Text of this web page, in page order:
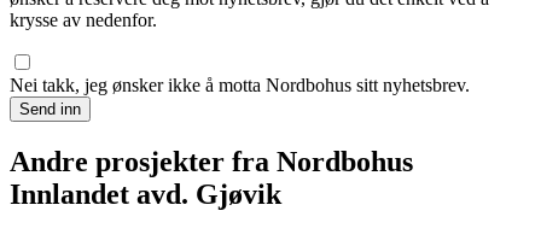
krysse av nedenfor.
Nei takk, jeg ønsker ikke å motta Nordbohus sitt nyhetsbrev.
Send inn
Andre prosjekter fra Nordbohus
Innlandet avd. Gjøvik